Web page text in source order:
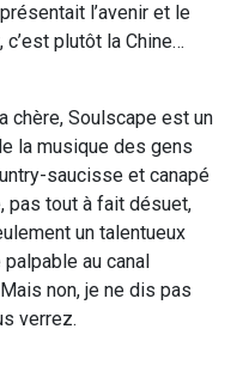
l’avenir et le
plutôt la Chine…
chère, Soulscape est un
la musique des gens
saucisse et canapé
pas tout à fait désuet,
un talentueux
au canal
non, je ne dis pas
verrez.